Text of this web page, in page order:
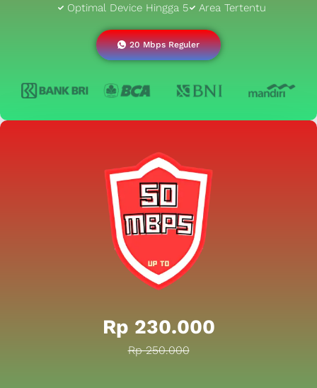
Optimal Device Hingga 5
Area Tertentu
20 Mbps Reguler
Rp 230.000
Rp 250.000